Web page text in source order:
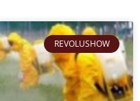
REVOLUSHOW